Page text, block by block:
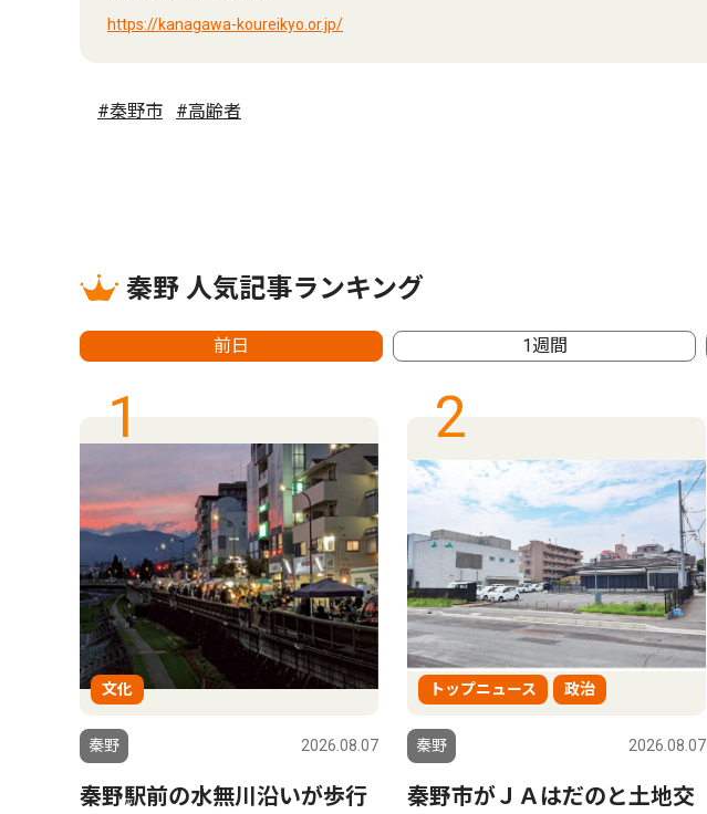
https://kanagawa-koureikyo.or.jp/
#秦野市 #高齢者
秦野 人気記事ランキング
前日 1週間
1
文化
秦野 2026.08.07
秦野駅前の水無川沿いが歩行
2
トップニュース 政治
秦野 2026.08.07
秦野市がＪＡはだのと土地交